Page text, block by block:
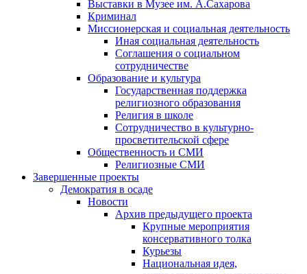
Выставки в Музее им. А.Сахарова
Криминал
Миссионерская и социальная деятельность
Иная социальная деятельность
Соглашения о социальном
сотрудничестве
Образование и культура
Государственная поддержка
религиозного образования
Религия в школе
Сотрудничество в культурно-
просветительской сфере
Общественность и СМИ
Религиозные СМИ
Завершенные проекты
Демократия в осаде
Новости
Архив предыдущего проекта
Крупные мероприятия
консервативного толка
Курьезы
Национальная идея,